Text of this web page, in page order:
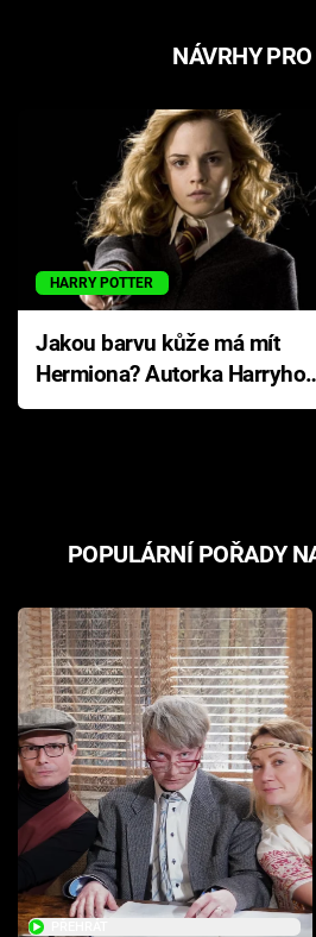
NÁVRHY
HARRY POTTER
Jakou barvu kůže má mít
Hermiona? Autorka Harryho
Pottera přišla s ráznou
POPULÁRNÍ POŘADY